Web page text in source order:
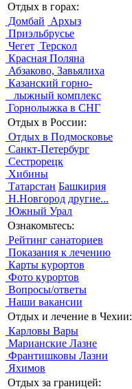
Отдых в горах:
Домбай Архыз
Приэльбрусье
Чегет Терскол
Красная Поляна
Абзаково, Завьялиха
Казанский горно-
лыжный комплекс
Горнолыжка в СНГ
Отдых в России:
Отдых в Подмосковье
Санкт-Петербург
Сестрорецк
Хибины
Татарстан Башкирия
Н.Новгород другие...
Южный Урал
Ознакомьтесь:
Рейтинг санаториев
Показания к лечению
Карты курортов
Фото курортов
Вопросы/ответы
Наши вакансии
Отдых и лечение в Чехии:
Карловы Вары
Марианские Лазне
Франтишковы Лазни
Яхимов
Отдых за границей: